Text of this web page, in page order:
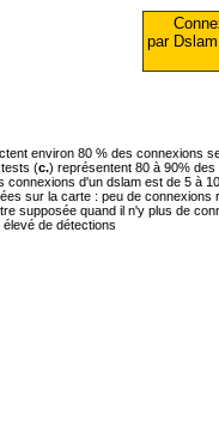
par
environ 80 % des connexions
(c.) représentent 80 à 90% des
d'un dslam est de 5 à
sur la carte : peu de connexions
supposée quand il n'y plus de
de détections